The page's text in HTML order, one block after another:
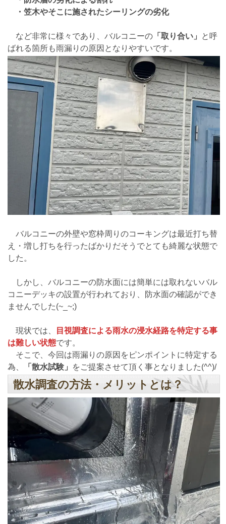
・笠木やそこに施されたシーリングの劣化
など非常に様々であり、バルコニーの「取り合い」
と呼
ばれる箇所も雨漏りの原因となりやすいです。
バルコニーの外壁や窓枠周りのコーキングは最近打ち替
え・増し打ちを行ったばかりだそうでとても綺麗な状態で
した。
しかし、バルコニーの防水面には簡単には取れないバル
コニーデッキの設置が行われており、防水面の確認ができ
ませんでした(~_~;)
現状では、
目視調査による雨水の浸水経路を特定する事
は難しい状態です。
そこで、今回は雨漏りの原因をピンポイントに特定する
為、
「散水試験」 をご提案させて頂く事となりました(^^)/
散水調査の方法・メリットとは？